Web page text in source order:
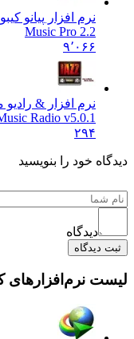
نرم افزار پیانو
Music Pro 2.2
۹٬۰۶۶
نرم افزار &
Radio v5.0.1
۲۹۴
دیدگاه خود را بنویسید
دیدگاه
ثبت دیدگاه
لیست نرم‌افزارهای